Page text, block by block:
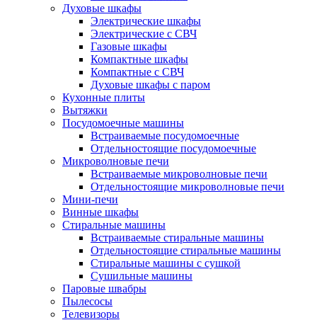
Духовые шкафы
Электрические шкафы
Электрические с СВЧ
Газовые шкафы
Компактные шкафы
Компактные с СВЧ
Духовые шкафы с паром
Кухонные плиты
Вытяжки
Посудомоечные машины
Встраиваемые посудомоечные
Отдельностоящие посудомоечные
Микроволновые печи
Встраиваемые микроволновые печи
Отдельностоящие микроволновые печи
Мини-печи
Винные шкафы
Стиральные машины
Встраиваемые стиральные машины
Отдельностоящие стиральные машины
Стиральные машины с сушкой
Сушильные машины
Паровые швабры
Пылесосы
Телевизоры